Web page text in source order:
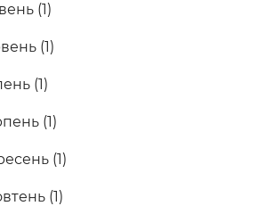
(1)
(1)
(1)
(1)
(1)
(1)